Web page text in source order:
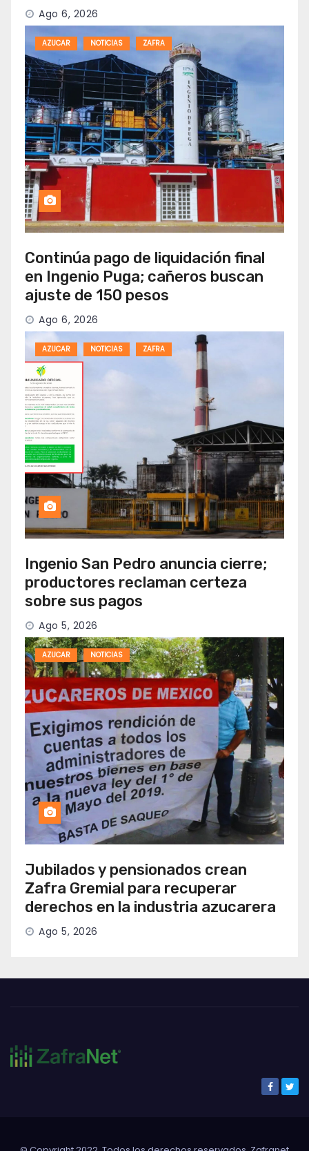
Ago 6, 2026
AZUCAR NOTICIAS ZAFRA
Continúa pago de liquidación final
en Ingenio Puga; cañeros buscan
ajuste de 150 pesos
Ago 6, 2026
AZUCAR NOTICIAS ZAFRA
Ingenio San Pedro anuncia cierre;
productores reclaman certeza
sobre sus pagos
Ago 5, 2026
AZUCAR NOTICIAS
Jubilados y pensionados crean
Zafra Gremial para recuperar
derechos en la industria azucarera
Ago 5, 2026